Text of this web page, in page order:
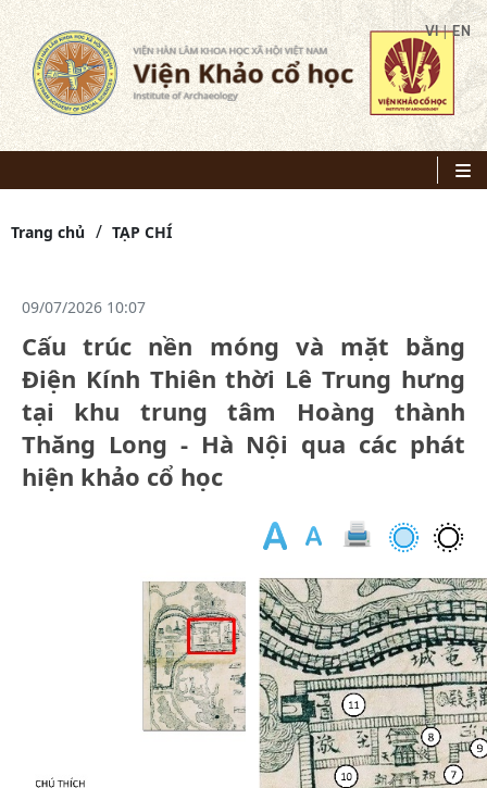
VI|EN
Trang chủ TẠP CHÍ
09/07/2026 10:07
Cấu trúc nền móng và mặt bằng
Điện Kính Thiên thời Lê Trung hưng
tại khu trung tâm Hoàng thành
Thăng Long - Hà Nội qua các phát
hiện khảo cổ học